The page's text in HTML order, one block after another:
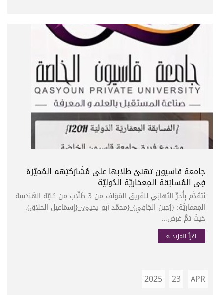
جامعة قاسيون تهنئ طلابها على مُشَارَكتِهم المُميّزة
فِي المُسابَقة المِعمَاريّة الدُوليّة
نَتقَدَّم بِأَحرِّ التَهانِي للفَريق المُؤلف من 3 طُلّاب من كليّة الهَندسة
المِعماريَّة: {رُجين الجَافِي}_{محمّد أبو يحيىٰ}_{إسمَاعيل الحلاق}.
حَيثُ تمَّ عَرض...
اقرأ المزيد
APR
23
2025